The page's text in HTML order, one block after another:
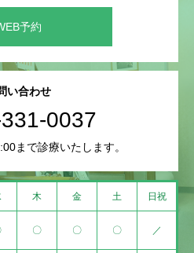
予約
い合わせ
0037
まで診療いたします。
木 金 土 日祝
〇 〇 〇 ／